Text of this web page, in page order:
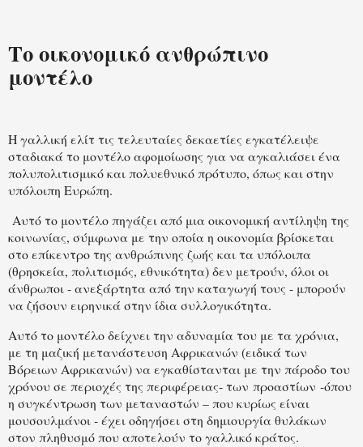
Το οικονομικό ανθρώπινο
μοντέλο
Η γαλλική ελίτ τις τελευταίες δεκαετίες εγκατέλειψε
σταδιακά το μοντέλο αφομοίωσης για να αγκαλιάσει ένα
πολυπολιτισμικό και πολυεθνικό πρότυπο, όπως και στην
υπόλοιπη Ευρώπη.
Αυτό το μοντέλο πηγάζει από μια οικονομική αντίληψη της
κοινωνίας, σύμφωνα με την οποία η οικονομία βρίσκεται
στο επίκεντρο της ανθρώπινης ζωής και τα υπόλοιπα
(θρησκεία, πολιτισμός, εθνικότητα) δεν μετρούν, όλοι οι
άνθρωποι - ανεξάρτητα από την καταγωγή τους - μπορούν
να ζήσουν ειρηνικά στην ίδια συλλογικότητα.
Αυτό το μοντέλο δείχνει την αδυναμία του με τα χρόνια,
με τη μαζική μετανάστευση Αφρικανών (ειδικά των
Βόρειων Αφρικανών) να εγκαθίστανται με την πάροδο του
χρόνου σε περιοχές της περιφέρειας- των προαστίων -όπου
η συγκέντρωση των μεταναστών – που κυρίως είναι
μουσουλμάνοι - έχει οδηγήσει στη δημιουργία θυλάκων
στον πληθυσμό που αποτελούν το γαλλικό κράτος.